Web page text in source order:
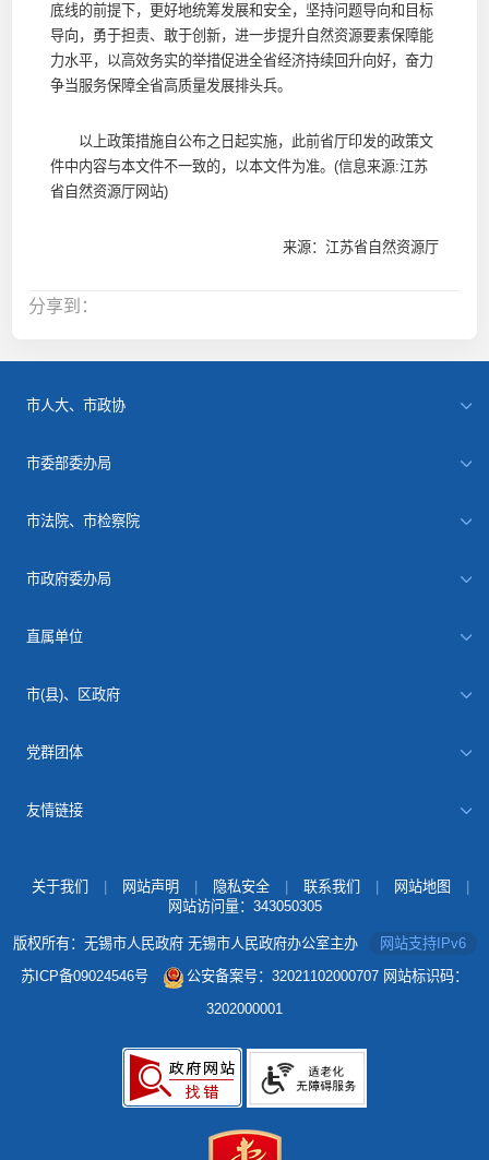
底线的前提下，更好地统筹发展和安全，坚持问题导向和目标
导向，勇于担责、敢于创新，进一步提升自然资源要素保障能
力水平，以高效务实的举措促进全省经济持续回升向好，奋力
争当服务保障全省高质量发展排头兵。
以上政策措施自公布之日起实施，此前省厅印发的政策文
件中内容与本文件不一致的，以本文件为准。(信息来源:江苏
省自然资源厅网站)
来源：江苏省自然资源厅
分享到：
市人大、市政协
市委部委办局
市法院、市检察院
市政府委办局
直属单位
市(县)、区政府
党群团体
友情链接
关于我们 网站声明 隐私安全 联系我们 网站地图
网站访问量： 343050305
版权所有：无锡市人民政府 无锡市人民政府办公室主办
网站支持IPv6
苏ICP备09024546号
公安备案号：32021102000707 网站标识码：
3202000001